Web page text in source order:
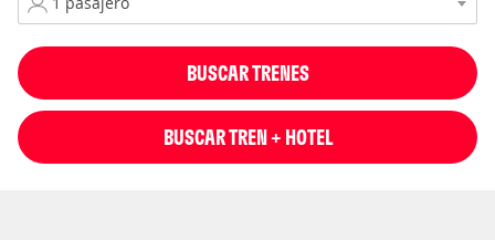
BUSCAR TRENES
BUSCAR TREN + HOTEL